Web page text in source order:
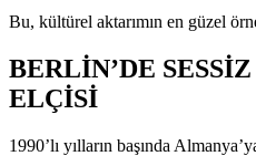
Bu, kültürel aktarımın en güzel
BERLİN’DE
ELÇİSİ
1990’lı yılların başında